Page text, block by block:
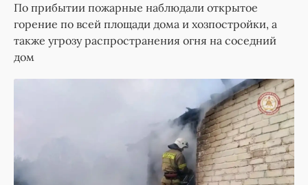
По прибытии пожарные наблюдали открытое
горение по всей площади дома и хозпостройки, а
также угрозу распространения огня на соседний
дом